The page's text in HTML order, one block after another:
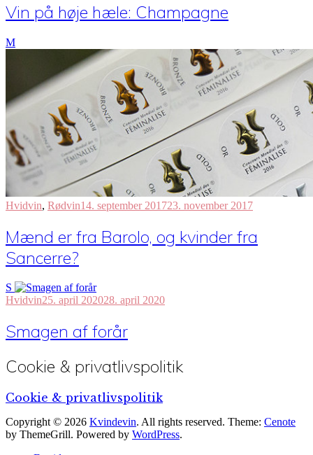
Vin på høje hæle: Champagne
M
Hvidvin, Rødvin14. september 201723. november 2017
Mænd er fra Barolo, og kvinder fra
Sancerre?
S
Hvidvin25. april 202028. april 2020
Smagen af forår
Cookie & privatlivspolitik
Cookie & privatlivspolitik
Copyright © 2026 Kvindevin. All rights reserved. Theme: Cenote
by ThemeGrill. Powered by WordPress.